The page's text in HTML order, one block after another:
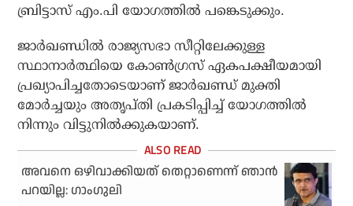
ബ്രിട്ടാസ് എം.പി യോഗത്തില്‍ പങ്കെടുക്കും.
ജാര്‍ഖണ്ഡില്‍ രാജ്യസഭാ സീറ്റിലേക്കുള്ള
സ്ഥാനാര്‍ത്ഥിയെ കോണ്‍ഗ്രസ് ഏകപക്ഷീയമായി
പ്രഖ്യാപിച്ചതോടെയാണ് ജാര്‍ഖണ്ഡ് മുക്തി
മോര്‍ച്ചയും അതൃപ്തി പ്രകടിപ്പിച്ച് യോഗത്തില്‍
നിന്നും വിട്ടുനില്‍ക്കുകയാണ്.
അവനെ ഒഴിവാക്കിയത് തെറ്റാണെന്ന് ഞാന്‍
പറയില്ല: ഗാംഗുലി